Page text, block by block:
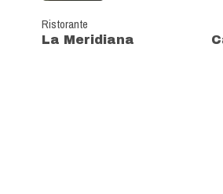
Ristorante
La Meridiana